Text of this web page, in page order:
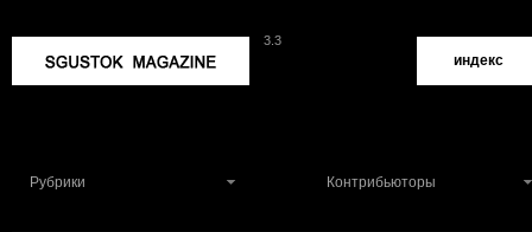
3.3
индекс
Рубрики Контрибьюторы